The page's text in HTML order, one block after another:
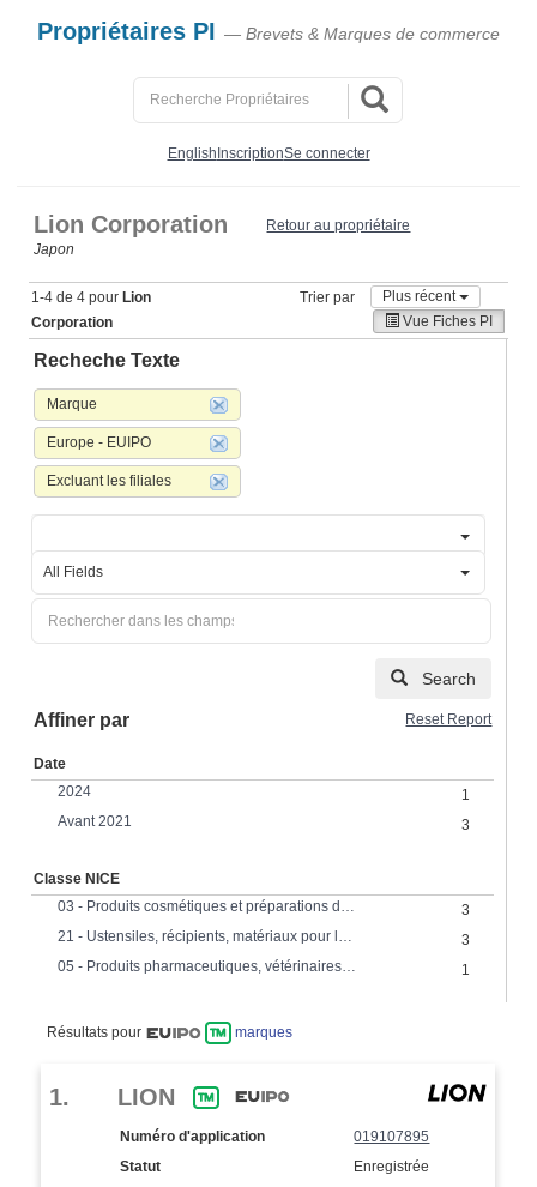
Propriétaires PI — Brevets & Marques de commerce
English InscriptionSe connecter
Lion Corporation
Japon
Retour au propriétaire
1-4 de 4 pour Lion
Corporation
Trier par
Plus récent
Vue Fiches PI
Recheche Texte
Marque
Europe - EUIPO
Excluant les filiales
All Fields
Search
Affiner par Reset Report
Date
2024
1
Avant 2021
3
Classe NICE
03 - Produits cosmétiques et préparations de toilette; préparations pour blanchir, nettoyer, polir et abraser.
3
21 - Ustensiles, récipients, matériaux pour le ménage; verre; porcelaine; faience
3
05 - Produits pharmaceutiques, vétérinaires et hygièniques
1
Résultats pour marques
1. LION
Numéro d'application
019107895
Statut
Enregistrée